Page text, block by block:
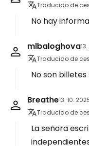
Traducido de
No hay
mlbaloghova
Traducido de
No son
Breathe13. 10.
Traducido de
La señora